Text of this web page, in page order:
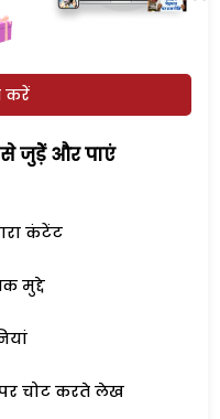
करें
से जुड़ेें और पाएं
कंटेंट
मुद्दे
चोट करते लेख